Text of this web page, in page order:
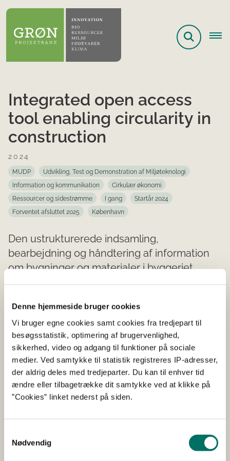
Denne hjemmeside bruger cookies
Vi bruger egne cookies samt cookies fra tredjepart til
besøgsstatistik, optimering af brugervenlighed,
sikkerhed, video og adgang til funktioner på sociale
medier. Ved samtykke til statistik registreres IP-adresser,
der aldrig deles med tredjeparter. Du kan til enhver tid
ændre eller tilbagetrække dit samtykke ved at klikke på
”Cookies” linket nederst på siden.
Nødvendig
Integrated open access
tool enabling circularity in
construction
2024
MUDP
Udvikling, Test og Demonstration af Miljøteknologi
Information og kommunikation
Cirkulær økonomi
Ressourcer og sidestrømme
I gang
Startår 2024
Forventet afsluttet 2025
København
Den ustrukturerede indsamling,
bearbejdning og håndtering af information
om bygninger og materialer i byggeriet
forhindrer samarbejde mellem forskellige
Dataudveksling er nøglen til at skabe en cirkulær
økonomi og ressourceeffektivitet i industrien. Med
OpenCirc-projektet vil Frame, DTU og Azilis samarbejde
om at udvikle og demonstrere et unikt Open Access-
værktøj – OpenCirc værktøjet – til netop det formål at
udveksle viden om bygninger, materialer og
komponenter på tværs af de mange forskellige aktører i
en cloud-baseret datamodel til indsamling og
bearbejdning af forskellige materialedata, og dertil
integrerede tjenester (forsk. SW platforme som BIM,